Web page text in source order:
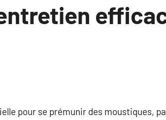
pour se prémunir des moustiques,